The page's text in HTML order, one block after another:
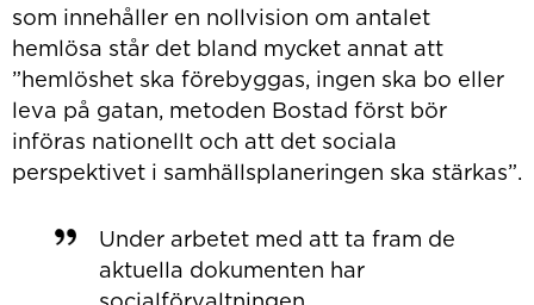
som innehåller en nollvision om antalet
hemlösa står det bland mycket annat att
”hemlöshet ska förebyggas, ingen ska bo eller
leva på gatan, metoden Bostad först bör
införas nationellt och att det sociala
perspektivet i samhällsplaneringen ska stärkas”.
Under arbetet med att ta fram de
aktuella dokumenten har
socialförvaltningen,